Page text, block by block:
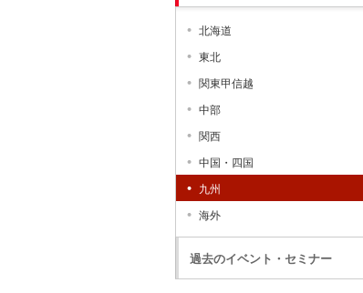
北海道
東北
関東甲信越
中部
関西
中国・四国
九州
海外
過去のイベント・セミナー